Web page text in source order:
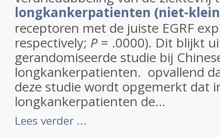
longkankerpatienten (niet-
receptoren met de juiste EGRF
respectively; P = .0000). Dit blijkt
gerandomiseerde studie bij
longkankerpatienten. opvallend
deze studie wordt opgemerkt dat
longkankerpatienten de...
Lees verder ...